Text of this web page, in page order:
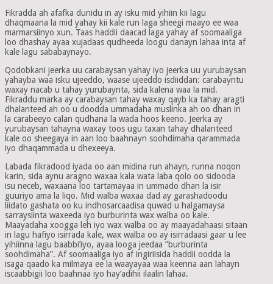
Fikradda ah afafka dunidu in ay isku mid yihiin kii lagu
dhaqmaana la mid yahay kii kale run laga sheegi maayo ee waa
marmarsiinyo xun. Taas haddii daacad laga yahay af soomaaliga
loo dhashay ayaa xujadaas qudheeda loogu danayn lahaa inta af
kale lagu sababaynayo.
Qodobkani jeerka uu carabaysan yahay iyo jeerka uu yurubaysan
yahayba waa isku ujeeddo, waase ujeeddo isdiiddan: carabayntu
waxay nacab u tahay yurubaynta, sida kalena waa la mid.
Fikraddu marka ay carabaysan tahay waxay qayb ka tahay aragti
dhalanteed ah oo u doodda ummadaha muslinka ah oo dhan in
la carabeeyo calan qudhana la wada hoos keeno. Jeerka ay
yurubaysan tahayna waxay toos ugu taxan tahay dhalanteed
kale oo sheegaya in aan loo baahnayn soohdimaha qarammada
iyo dhaqammada u dhexeeya.
Labada fikradood iyada oo aan midina run ahayn, runna noqon
karin, sida aynu aragno waxaa kala wata laba qolo oo sidooda
isu neceb, waxaana loo tartamayaa in ummado dhan la isir
guuriyo ama la liqo. Mid walba waxaa dad ay garashadoodu
liidato gashata oo ku indhosarcaadisa quwad u halgamaysa
sarraysiinta waxeeda iyo burburinta wax walba oo kale.
Maayadaha xoogga leh iyo wax walba oo ay maayadahaasi sitaan
in lagu hafiyo isirrada kale, wax walba oo ay isirradaasi gaar u lee
yihiinna lagu baabbi’iyo, ayaa looga jeedaa ”burburinta
soohdimaha”. Af soomaaliga iyo af ingiriisida haddii oodda la
isaga qaado ka milmaya ee la waayayaa waa keenna aan lahayn
iscaabbigii loo baahnaa iyo hay’adihii ilaalin lahaa.